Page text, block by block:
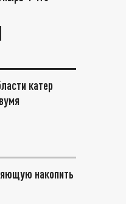
катер
накопить